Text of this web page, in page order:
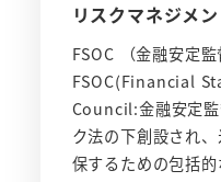
リスクマネジメ
FSOC （金融安定監
FSOC(Financial
Council:金融安定
ク法の下創設され
保するための包括